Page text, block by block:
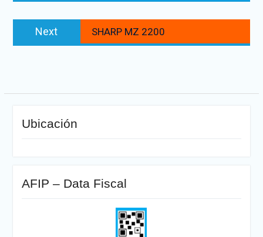
Next
post:
SHARP MZ 2200
Ubicación
AFIP – Data Fiscal